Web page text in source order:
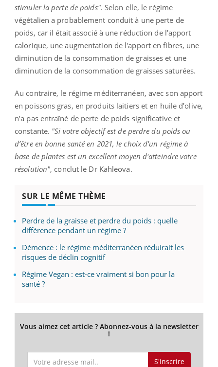
stimuler la perte de poids". Selon elle, le régime
végétalien a probablement conduit à une perte de
poids, car il était associé à une réduction de l'apport
calorique, une augmentation de l'apport en fibres, une
diminution de la consommation de graisses et une
diminution de la consommation de graisses saturées.
Au contraire, le régime méditerranéen, avec son apport
en poissons gras, en produits laitiers et en huile d’olive,
n’a pas entraîné de perte de poids significative et
constante. "Si votre objectif est de perdre du poids ou
d’être en bonne santé en 2021, le choix d'un régime à
base de plantes est un excellent moyen d'atteindre votre
résolution", conclut le Dr Kahleova.
SUR LE MÊME THÈME
Perdre de la graisse et perdre du poids : quelle
différence pendant un régime ?
Démence : le régime méditerranéen réduirait les
risques de déclin cognitif
Régime Vegan : est-ce vraiment si bon pour la
santé ?
Vous aimez cet article ? Abonnez-vous à la newsletter
!
S'inscrire